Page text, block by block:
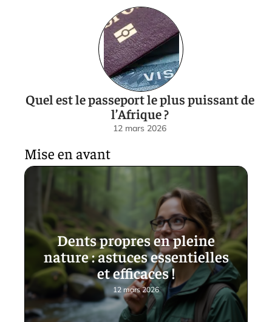
Quel est le passeport le plus puissant de
l’Afrique ?
12 mars 2026
Mise en avant
Dents propres en pleine
nature : astuces essentielles
et efficaces !
12 mars 2026